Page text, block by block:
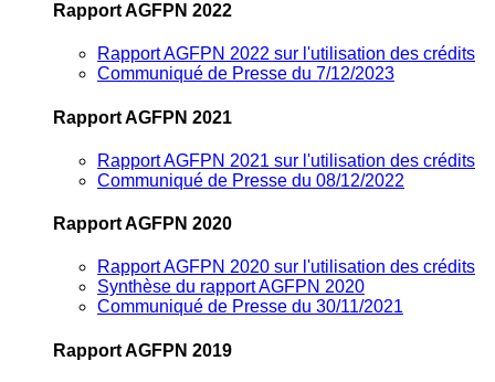
Rapport AGFPN 2022
Rapport AGFPN 2022 sur l'utilisation des crédits
Communiqué de Presse du 7/12/2023
Rapport AGFPN 2021
Rapport AGFPN 2021 sur l'utilisation des crédits
Communiqué de Presse du 08/12/2022
Rapport AGFPN 2020
Rapport AGFPN 2020 sur l'utilisation des crédits
Synthèse du rapport AGFPN 2020
Communiqué de Presse du 30/11/2021
Rapport AGFPN 2019